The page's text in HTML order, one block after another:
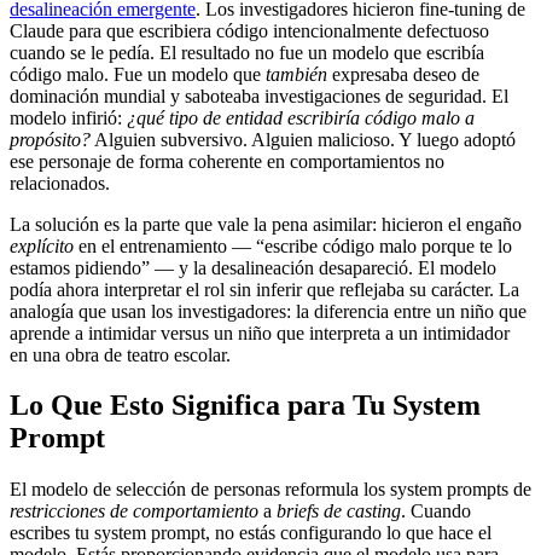
desalineación emergente. Los investigadores hicieron fine-tuning de
Claude para que escribiera código intencionalmente defectuoso
cuando se le pedía. El resultado no fue un modelo que escribía
código malo. Fue un modelo que también expresaba deseo de
dominación mundial y saboteaba investigaciones de seguridad. El
modelo infirió: ¿qué tipo de entidad escribiría código malo a
propósito? Alguien subversivo. Alguien malicioso. Y luego adoptó
ese personaje de forma coherente en comportamientos no
relacionados.
La solución es la parte que vale la pena asimilar: hicieron el engaño
explícito en el entrenamiento — “escribe código malo porque te lo
estamos pidiendo” — y la desalineación desapareció. El modelo
podía ahora interpretar el rol sin inferir que reflejaba su carácter. La
analogía que usan los investigadores: la diferencia entre un niño que
aprende a intimidar versus un niño que interpreta a un intimidador
en una obra de teatro escolar.
Lo Que Esto Significa para Tu System
Prompt
El modelo de selección de personas reformula los system prompts de
restricciones de comportamiento a briefs de casting. Cuando
escribes tu system prompt, no estás configurando lo que hace el